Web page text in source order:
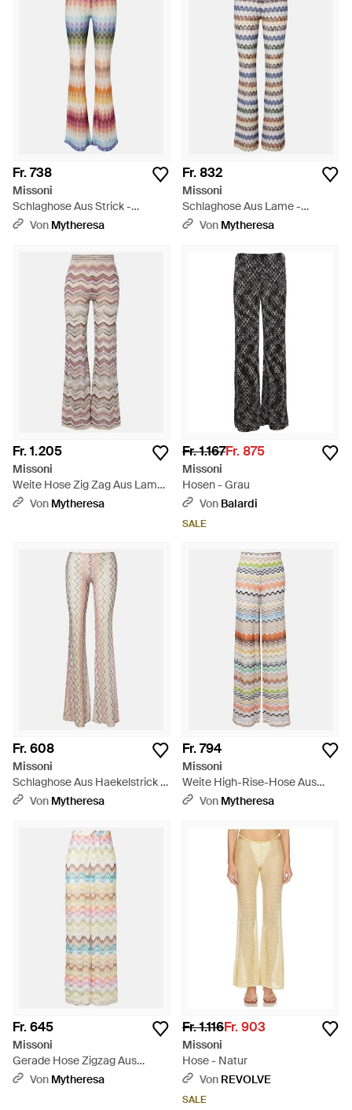
Fr. 738
Missoni
Schlaghose Aus Strick -
Mehrfarbig
Von Mytheresa
Fr. 832
Missoni
Schlaghose Aus Lame -
Mehrfarbig
Von Mytheresa
Fr. 1.205
Missoni
Weite Hose Zig Zag Aus Lame
- Natur
Von Mytheresa
Fr. 1.167Fr. 875
Missoni
Hosen - Grau
Von Balardi
SALE
Fr. 608
Missoni
Schlaghose Aus Haekelstrick -
Natur
Von Mytheresa
Fr. 794
Missoni
Weite High-Rise-Hose Aus
Haekelstrick - Weiß
Von Mytheresa
Fr. 645
Missoni
Gerade Hose Zigzag Aus
Haekelstrick - Mettallic
Von Mytheresa
Fr. 1.116Fr. 903
Missoni
Hose - Natur
Von REVOLVE
SALE